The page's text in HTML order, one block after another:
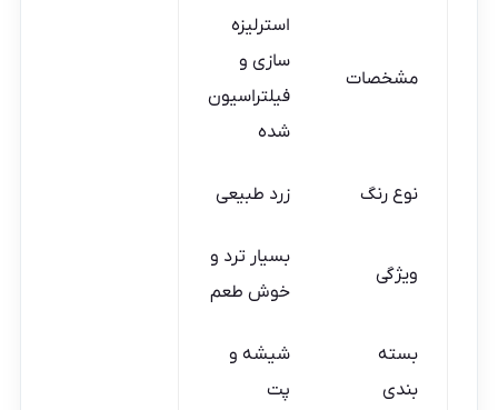
مشخصات
استرلیزه
سازی و
فیلتراسیون
شده
نوع رنگ زرد طبیعی
ویژگی
بسیار ترد و
خوش طعم
بسته
بندی
شیشه و
پت